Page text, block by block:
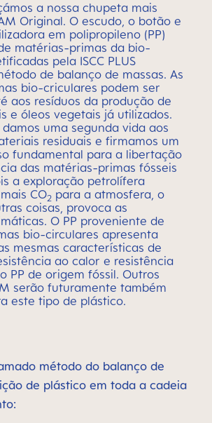
a nossa chupeta mais
Original. O escudo, o botão e
em polipropileno (PP)
matérias-primas da bio-
pela ISCC PLUS
de balanço de massas. As
bio-criculares podem ser
aos resíduos da produção de
e óleos vegetais já utilizados.
uma segunda vida aos
residuais e firmamos um
fundamental para a libertação
das matérias-primas fósseis
a exploração petrolífera
CO2 para a atmosfera, o
coisas, provoca as
O PP proveniente de
bio-circulares apresenta
mesmas características de
ao calor e resistência
PP de origem fóssil. Outros
serão futuramente também
este tipo de plástico.
método do balanço de
de plástico em toda a cadeia